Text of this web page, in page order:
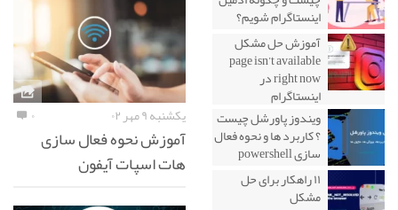
اینستاگرام شویم؟
آموزش حل مشکل
page isn’t available
right now در
اینستاگرام
ویندوز پاورشل چیست
؟ کاربرد ها و نحوه فعال
سازی powershell
۱۱ راهکار برای حل
مشکل
یکشنبه ۹ مهر ۰۲ ۰
آموزش نحوه فعال سازی
هات اسپات آیفون